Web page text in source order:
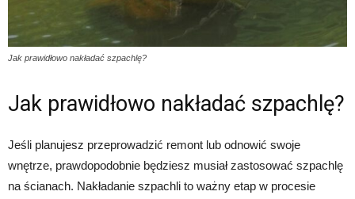
Jak prawidłowo nakładać szpachlę?
Jak prawidłowo nakładać szpachlę?
Jeśli planujesz przeprowadzić remont lub odnowić swoje
wnętrze, prawdopodobnie będziesz musiał zastosować szpachlę
na ścianach. Nakładanie szpachli to ważny etap w procesie